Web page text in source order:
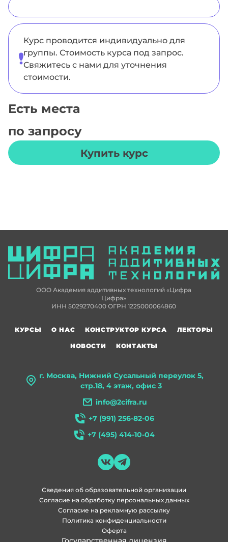
Курс проводится индивидуально для
группы. Стоимость курса под запрос.
Свяжитесь с нами для уточнения
стоимости.
Есть места
по запросу
Купить курс
ООО Академия аддитивных технологий «Цифра
Цифра»
ИНН 5029270400 ОГРН 1225000064860
г. Москва, Нижний Сусальный переулок 5,
стр.18, 4 этаж, офис 3
info@2cifra.ru
+7 (991) 256-82-06
+7 (495) 414-10-04
КУРСЫ О НАС КОНСТРУКТОР КУРСА
ЛЕКТОРЫ
НОВОСТИ
КОНТАКТЫ
Политика конфиденциальности
Согласие на рекламную рассылку
Согласие на обработку персональных данных
Сведения об образовательной организации
Оферта